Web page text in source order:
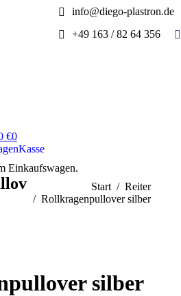
info@diego-plastron.de
+49 163 / 82 64 356
€0
Kasse
Einkaufswagen.
Sie befinden sich hier:
Start
Reiter
Rollkragenpullover silber
silber